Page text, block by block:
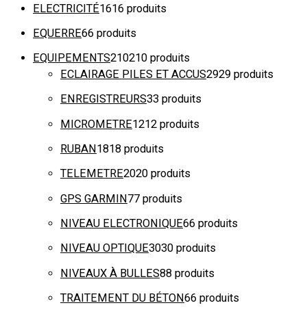
ELECTRICITÉ1616 produits
EQUERRE66 produits
EQUIPEMENTS210210 produits
ECLAIRAGE PILES ET ACCUS2929 produits
ENREGISTREURS33 produits
MICROMETRE1212 produits
RUBAN1818 produits
TELEMETRE2020 produits
GPS GARMIN77 produits
NIVEAU ELECTRONIQUE66 produits
NIVEAU OPTIQUE3030 produits
NIVEAUX À BULLES88 produits
TRAITEMENT DU BÉTON66 produits